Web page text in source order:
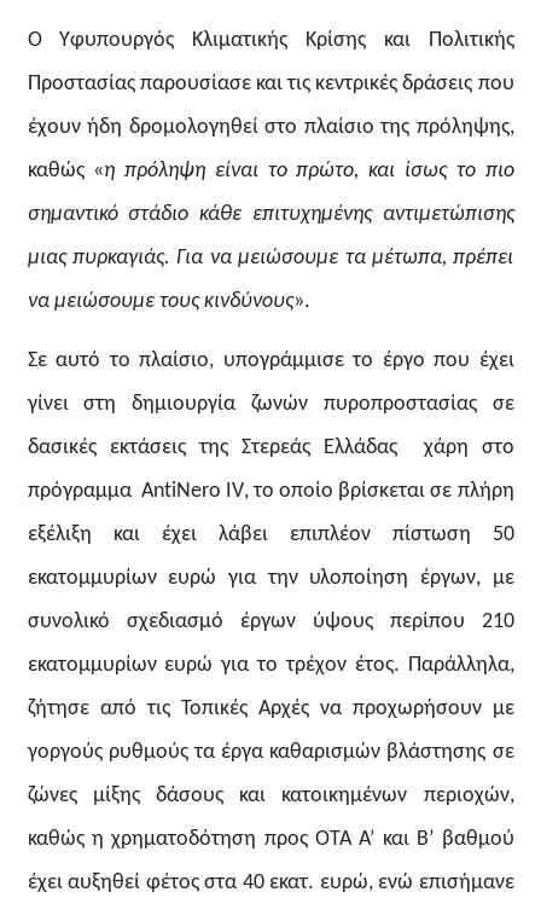
Ο Υφυπουργός Κλιματικής Κρίσης και Πολιτικής
Προστασίας παρουσίασε και τις κεντρικές δράσεις που
έχουν ήδη δρομολογηθεί στο πλαίσιο της πρόληψης,
καθώς «η πρόληψη είναι το πρώτο, και ίσως το πιο
σημαντικό στάδιο κάθε επιτυχημένης αντιμετώπισης
μιας πυρκαγιάς. Για να μειώσουμε τα μέτωπα, πρέπει
να μειώσουμε τους κινδύνους».
Σε αυτό το πλαίσιο, υπογράμμισε το έργο που έχει
γίνει στη δημιουργία ζωνών πυροπροστασίας σε
δασικές εκτάσεις της Στερεάς Ελλάδας χάρη στο
πρόγραμμα AntiNero IV, το οποίο βρίσκεται σε πλήρη
εξέλιξη και έχει λάβει επιπλέον πίστωση 50
εκατομμυρίων ευρώ για την υλοποίηση έργων, με
συνολικό σχεδιασμό έργων ύψους περίπου 210
εκατομμυρίων ευρώ για το τρέχον έτος. Παράλληλα,
ζήτησε από τις Τοπικές Αρχές να προχωρήσουν με
γοργούς ρυθμούς τα έργα καθαρισμών βλάστησης σε
ζώνες μίξης δάσους και κατοικημένων περιοχών,
καθώς η χρηματοδότηση προς ΟΤΑ Α’ και Β’ βαθμού
έχει αυξηθεί φέτος στα 40 εκατ. ευρώ, ενώ επισήμανε